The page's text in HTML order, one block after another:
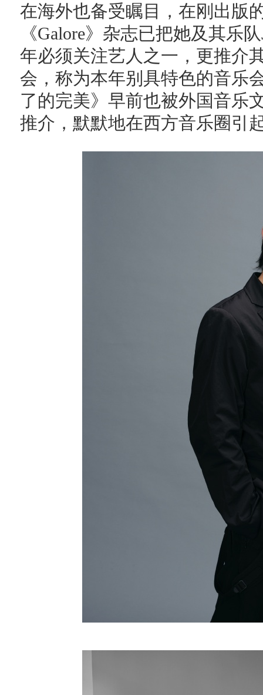
在海外也备受瞩目，在刚出版
《Galore》杂志已把她及其乐
年必须关注艺人之一，更推介
会，称为本年别具特色的音乐
了的完美》早前也被外国音乐
推介，默默地在西方音乐圈引